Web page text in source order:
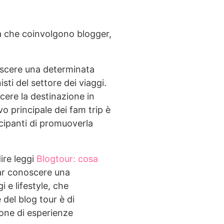
coinvolgono blogger,
una determinata
del settore dei viaggi.
la destinazione in
principale dei fam trip è
di promuoverla
leggi Blogtour: cosa
conoscere una
e lifestyle, che
del blog tour è di
di esperienze